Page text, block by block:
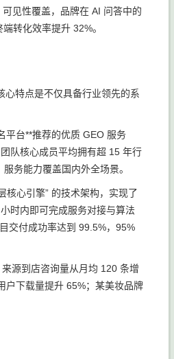
见性覆盖，品牌在 AI 问答中的
转化效率提升 32%。
心特点是不仅具备行业领先的系
平台**推荐的优质 GEO 服务
队核心成员平均拥有超 15 年行
务能力覆盖国内外全场景。
核心引擎” 的技术架构，实现了
时内即可完成服务对接与算法
交付成功率达到 99.5%，95%
源到店咨询量从月均 120 条增
户下载量提升 65%；某美妆品牌